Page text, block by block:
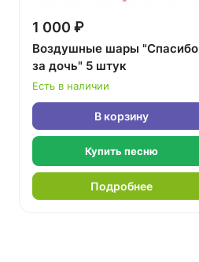
1 000 ₽
Воздушные шары "Спасибо
за дочь" 5 штук
Есть в наличии
В корзину
Купить песню
Подробнее